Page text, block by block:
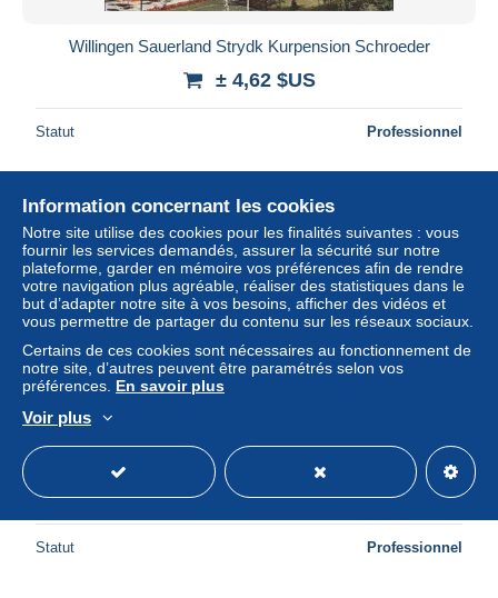
Willingen Sauerland Strydk Kurpension Schroeder
± 4,62 $US
Statut Professionnel
Nouveau
Passepartout CPA Philippsthal an der Werra,
Gesamtansicht
± 27,16 $US
Statut Professionnel
Information concernant les cookies
Notre site utilise des cookies pour les finalités suivantes : vous
fournir les services demandés, assurer la sécurité sur notre
plateforme, garder en mémoire vos préférences afin de rendre
votre navigation plus agréable, réaliser des statistiques dans le
but d’adapter notre site à vos besoins, afficher des vidéos et
vous permettre de partager du contenu sur les réseaux sociaux.
Certains de ces cookies sont nécessaires au fonctionnement de
notre site, d’autres peuvent être paramétrés selon vos
préférences. En savoir plus
Voir plus